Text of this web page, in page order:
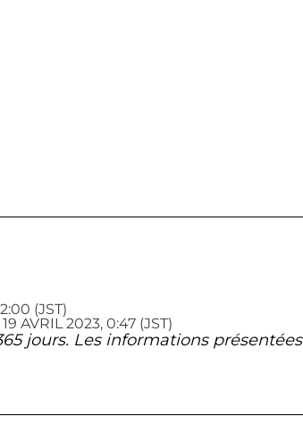
(JST)
AVRIL 2023, 0:47 (JST)
jours. Les informations présentées